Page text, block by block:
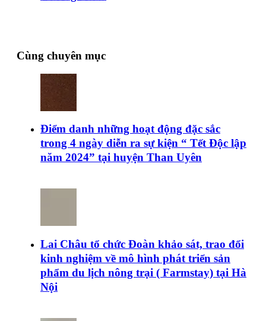
Cùng chuyên mục
Điểm danh những hoạt động đặc sắc
trong 4 ngày diễn ra sự kiện “ Tết Độc lập
năm 2024” tại huyện Than Uyên
Lai Châu tổ chức Đoàn khảo sát, trao đổi
kinh nghiệm về mô hình phát triển sản
phẩm du lịch nông trại ( Farmstay) tại Hà
Nội